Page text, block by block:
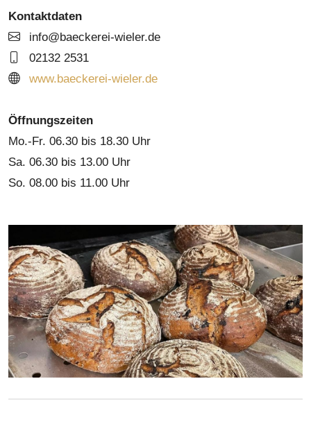
Kontaktdaten
info@baeckerei-wieler.de
02132 2531
www.baeckerei-wieler.de
Öffnungszeiten
Mo.-Fr. 06.30 bis 18.30 Uhr
Sa. 06.30 bis 13.00 Uhr
So. 08.00 bis 11.00 Uhr